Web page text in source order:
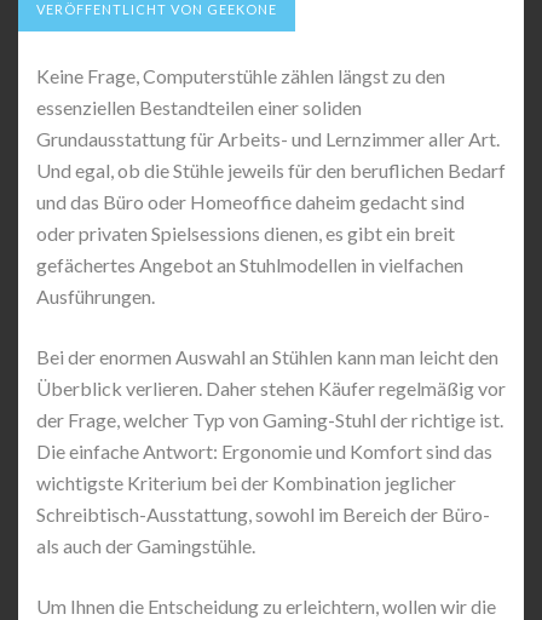
VERÖFFENTLICHT VON GEEKONE
Keine Frage, Computerstühle zählen längst zu den
essenziellen Bestandteilen einer soliden
Grundausstattung für Arbeits- und Lernzimmer aller Art.
Und egal, ob die Stühle jeweils für den beruflichen Bedarf
und das Büro oder Homeoffice daheim gedacht sind
oder privaten Spielsessions dienen, es gibt ein breit
gefächertes Angebot an Stuhlmodellen in vielfachen
Ausführungen.
Bei der enormen Auswahl an Stühlen kann man leicht den
Überblick verlieren. Daher stehen Käufer regelmäßig vor
der Frage, welcher Typ von Gaming-Stuhl der richtige ist.
Die einfache Antwort: Ergonomie und Komfort sind das
wichtigste Kriterium bei der Kombination jeglicher
Schreibtisch-Ausstattung, sowohl im Bereich der Büro-
als auch der Gamingstühle.
Um Ihnen die Entscheidung zu erleichtern, wollen wir die